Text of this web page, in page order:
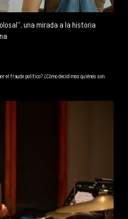
una mirada a la historia
el fraude político? ¿Cómo decidimos quiénes son